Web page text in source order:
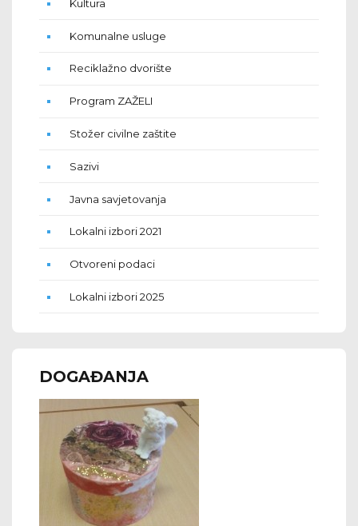
Kultura
Komunalne usluge
Reciklažno dvorište
Program ZAŽELI
Stožer civilne zaštite
Sazivi
Javna savjetovanja
Lokalni izbori 2021
Otvoreni podaci
Lokalni izbori 2025
DOGAĐANJA